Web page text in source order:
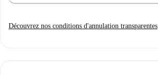
Découvrez nos conditions d'annulation transparentes